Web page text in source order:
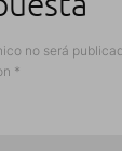
no será
*